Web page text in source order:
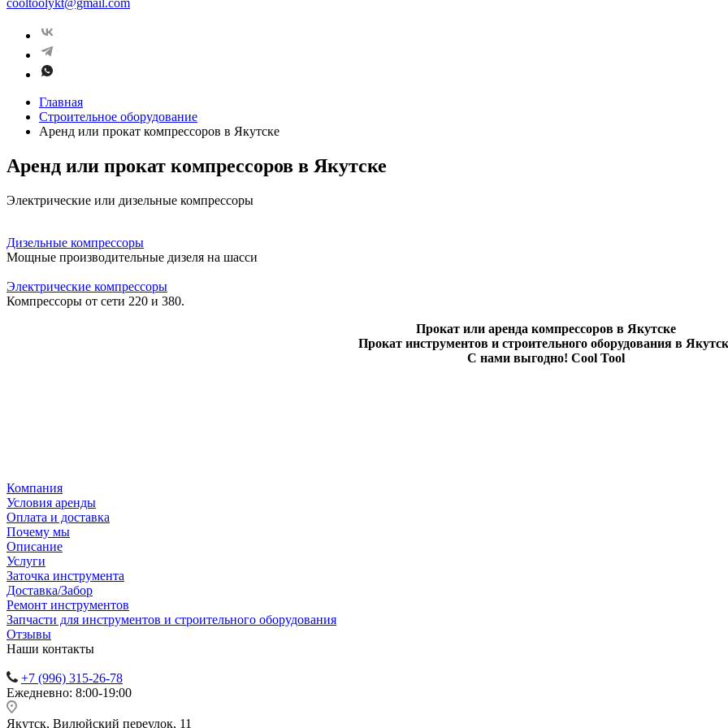
cooltoolykt@gmail.com
Главная
Строительное оборудование
Аренд или прокат компрессоров в Якутске
Аренд или прокат компрессоров в Якутске
Электрические или дизельные компрессоры
Дизельные компрессоры
Мощные производительные дизеля на шасси
Электрические компрессоры
Компрессоры от сети 220 и 380.
Прокат или аренда компрессоров в Якутске
Прокат инструментов и строительного оборудования в
С нами выгодно! Cool Tool
Компания
Условия аренды
Оплата и доставка
Почему мы
Описание
Услуги
Заточка инструмента
Доставка/Забор
Ремонт инструментов
Запчасти для инструментов и строительного оборудования
Отзывы
Наши контакты
+7 (996) 315-26-78
Ежедневно: 8:00-19:00
Якутск, Вилюйский переулок, 11